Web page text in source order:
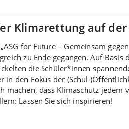
Klimarettung auf der
for Future – Gemeinsam
zu Ende gegangen. Auf Basis
die Schüler*innen
in den Fokus der (Schul-
machen, dass Klimaschutz jedem
Lassen Sie sich inspirieren!